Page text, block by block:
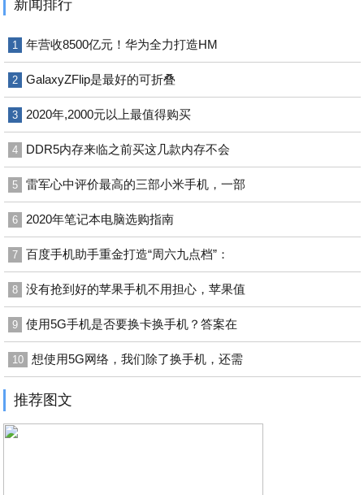
新闻排行
1 年营收8500亿元！华为全力打造HM
2 GalaxyZFlip是最好的可折叠
3 2020年,2000元以上最值得购买
4 DDR5内存来临之前买这几款内存不会
5 雷军心中评价最高的三部小米手机，一部
6 2020年笔记本电脑选购指南
7 百度手机助手重金打造“周六九点档”：
8 没有抢到好的苹果手机不用担心，苹果值
9 使用5G手机是否要换卡换手机？答案在
10 想使用5G网络，我们除了换手机，还需
推荐图文